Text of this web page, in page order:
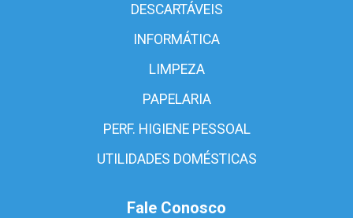
DESCARTÁVEIS
INFORMÁTICA
LIMPEZA
PAPELARIA
PERF. HIGIENE PESSOAL
UTILIDADES DOMÉSTICAS
Fale Conosco